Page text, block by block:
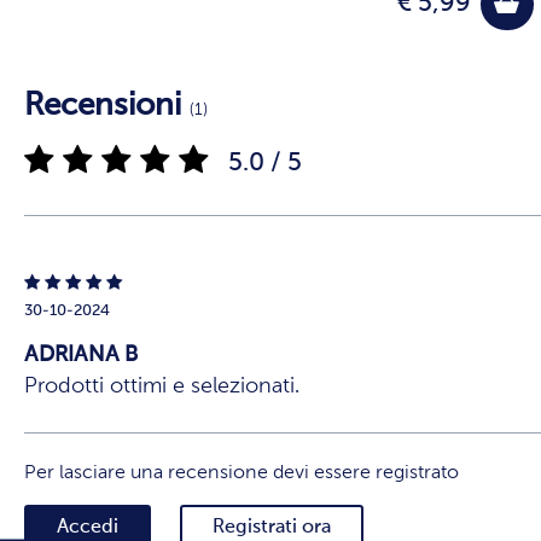
Recensioni (1)
5.0 / 5
30-10-2024
ADRIANA B
Prodotti ottimi e selezionati.
Per lasciare una recensione devi essere registrato
Accedi Registrati ora